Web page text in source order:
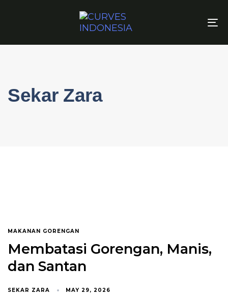
Sekar Zara
MAKANAN GORENGAN
Membatasi Gorengan, Manis,
dan Santan
SEKAR ZARA MAY 29, 2026